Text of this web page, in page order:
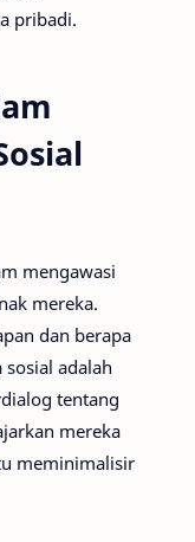
pribadi.
mengawasi
mereka.
dan berapa
adalah
tentang
mereka
meminimalisir